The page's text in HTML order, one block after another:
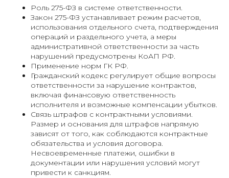
Роль 275-ФЗ в системе ответственности.
Закон 275-ФЗ устанавливает режим расчетов,
использования отдельного счета, подтверждения
операций и раздельного учета, а меры
административной ответственности за часть
нарушений предусмотрены КоАП РФ.
Применение норм ГК РФ.
Гражданский кодекс регулирует общие вопросы
ответственности за нарушение контрактов,
включая финансовую ответственность
исполнителя и возможные компенсации убытков.
Связь штрафов с контрактными условиями.
Размер и основания для штрафов напрямую
зависят от того, как соблюдаются контрактные
обязательства и условия договора.
Несвоевременные платежи, ошибки в
документации или нарушения условий могут
привести к санкциям.